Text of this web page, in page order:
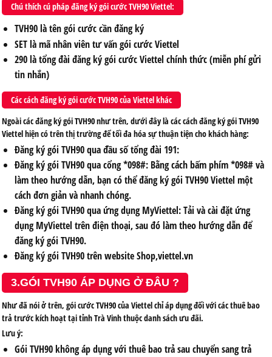
Chú thích cú pháp đăng ký gói cước TVH90 Viettel:
TVH90là tên gói cước cần đăng ký
SETlà mã nhân viên tư vấn gói cước Viettel
290là tổng đài đăng ký gói cước Viettel chính thức (miễn phí gửi
tin nhắn)
Các cách đăng ký gói cước TVH90 của Viettel khác
Ngoài các đăng ký gói TVH90 như trên, dưới đây là các cách đăng ký gói TVH90
Viettel hiện có trên thị trường để tối đa hóa sự thuận tiện cho khách hàng:
Đăng ký gói TVH90 qua đầu số tổng đài 191:
Đăng ký gói TVH90 qua cổng *098#: Bằng cách bấm phím *098# và
làm theo hướng dẫn, bạn có thể đăng ký gói TVH90 Viettel một
cách đơn giản và nhanh chóng.
Đăng ký gói TVH90 qua ứng dụng MyViettel: Tải và cài đặt ứng
dụng MyViettel trên điện thoại, sau đó làm theo hướng dẫn để
đăng ký gói TVH90.
Đăng ký gói TVH90 trên website Shop,viettel.vn
3.GÓI TVH90 ÁP DỤNG Ở ĐÂU ?
Như đã nói ở trên, gói cước TVH90 của Viettel chỉ áp dụng đối với các thuê bao
trả trước kích hoạt tại tỉnh Trà Vinh thuộc danh sách ưu đãi.
Lưu ý:
Gói TVH90 không áp dụng với thuê bao trả sau chuyển sang trả